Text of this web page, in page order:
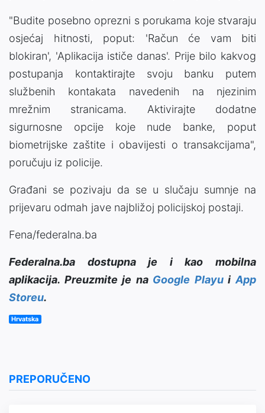
"Budite posebno oprezni s porukama koje stvaraju
osjećaj hitnosti, poput: 'Račun će vam biti
blokiran', 'Aplikacija ističe danas'. Prije bilo kakvog
postupanja kontaktirajte svoju banku putem
službenih kontakata navedenih na njezinim
mrežnim stranicama. Aktivirajte dodatne
sigurnosne opcije koje nude banke, poput
biometrijske zaštite i obavijesti o transakcijama",
poručuju iz policije.
Građani se pozivaju da se u slučaju sumnje na
prijevaru odmah jave najbližoj policijskoj postaji.
Fena/federalna.ba
Federalna.ba dostupna je i kao mobilna
aplikacija. Preuzmite je na Google PlayuiApp
Storeu.
Hrvatska
PREPORUČENO